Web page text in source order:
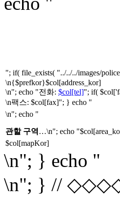
"; if( file_exists( "../../../images/
\n{$prefkor}$col[address_kor]
\n"; echo "전화: $col[tel]"; if(
\n팩스: $col[fax]"; } echo "
\n"; echo "
관할 구역…\n"; echo
$col[mapKor]
\n"; } echo "
\n"; } //